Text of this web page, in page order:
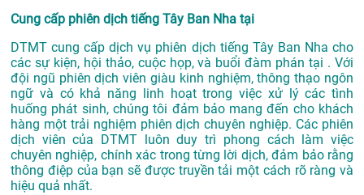
Cung cấp phiên dịch tiếng Tây Ban Nha tại
DTMT cung cấp dịch vụ phiên dịch tiếng Tây Ban Nha cho
các sự kiện, hội thảo, cuộc họp, và buổi đàm phán tại . Với
đội ngũ phiên dịch viên giàu kinh nghiệm, thông thạo ngôn
ngữ và có khả năng linh hoạt trong việc xử lý các tình
huống phát sinh, chúng tôi đảm bảo mang đến cho khách
hàng một trải nghiệm phiên dịch chuyên nghiệp. Các phiên
dịch viên của DTMT luôn duy trì phong cách làm việc
chuyên nghiệp, chính xác trong từng lời dịch, đảm bảo rằng
thông điệp của bạn sẽ được truyền tải một cách rõ ràng và
hiệu quả nhất.